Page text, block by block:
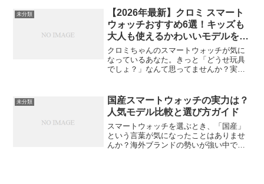
電できず、せっかくの美容習慣がストッ
プしてしまうのはもった...
未分類
【2026年最新】クロミ スマート
ウォッチおすすめ6選！キッズも
大人も使えるかわいいモデルを厳
選
クロミちゃんのスマートウォッチが気に
なっているあなた。きっと「どうせ玩具
でしょ？」なんて思ってませんか？実は
睡眠管理までできちゃうモデルもあるん
ですよ。この記事では、大...
未分類
国産スマートウォッチの実力は？
人気モデル比較と選び方ガイド
スマートウォッチを選ぶとき、「国産」
という言葉が気になったことはありませ
んか？海外ブランドの勢いが強い中で、